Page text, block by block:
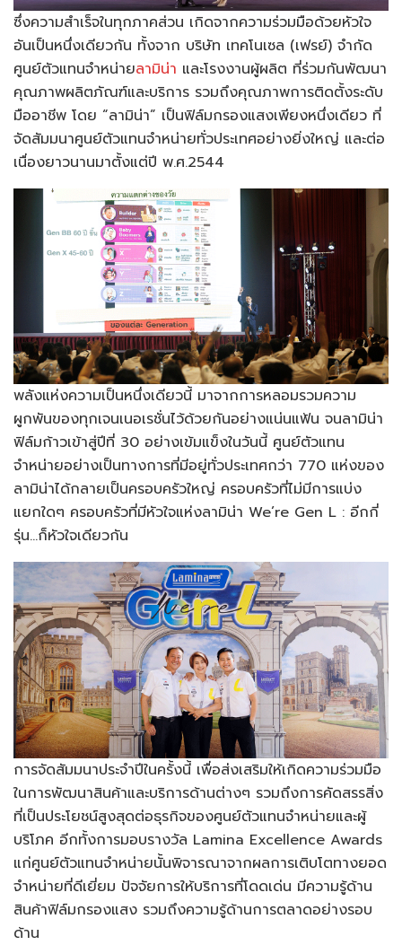
ซึ่งความสำเร็จในทุกภาคส่วน เกิดจากความร่วมมือด้วยหัวใจ
อันเป็นหนึ่งเดียวกัน ทั้งจาก บริษัท เทคโนเซล (เฟรย์) จำกัด
ศูนย์ตัวแทนจำหน่ายลามิน่า และโรงงานผู้ผลิต ที่ร่วมกันพัฒนา
คุณภาพผลิตภัณฑ์และบริการ รวมถึงคุณภาพการติดตั้งระดับ
มืออาชีพ โดย “ลามิน่า” เป็นฟิล์มกรองแสงเพียงหนึ่งเดียว ที่
จัดสัมมนาศูนย์ตัวแทนจำหน่ายทั่วประเทศอย่างยิ่งใหญ่ และต่อ
เนื่องยาวนานมาตั้งแต่ปี พ.ศ.2544
พลังแห่งความเป็นหนึ่งเดียวนี้ มาจากการหลอมรวมความ
ผูกพันของทุกเจนเนอเรชั่นไว้ด้วยกันอย่างแน่นแฟ้น จนลามิน่า
ฟิล์มก้าวเข้าสู่ปีที่ 30 อย่างเข้มแข็งในวันนี้ ศูนย์ตัวแทน
จำหน่ายอย่างเป็นทางการที่มีอยู่ทั่วประเทศกว่า 770 แห่งของ
ลามิน่าได้กลายเป็นครอบครัวใหญ่ ครอบครัวที่ไม่มีการแบ่ง
แยกใดๆ ครอบครัวที่มีหัวใจแห่งลามิน่า We’re Gen L : อีกกี่
รุ่น…ก็หัวใจเดียวกัน
การจัดสัมมนาประจำปีในครั้งนี้ เพื่อส่งเสริมให้เกิดความร่วมมือ
ในการพัฒนาสินค้าและบริการด้านต่างๆ รวมถึงการคัดสรรสิ่ง
ที่เป็นประโยชน์สูงสุดต่อธุรกิจของศูนย์ตัวแทนจำหน่ายและผู้
บริโภค อีกทั้งการมอบรางวัล Lamina Excellence Awards
แก่ศูนย์ตัวแทนจำหน่ายนั้นพิจารณาจากผลการเติบโตทางยอด
จำหน่ายที่ดีเยี่ยม ปัจจัยการให้บริการที่โดดเด่น มีความรู้ด้าน
สินค้าฟิล์มกรองแสง รวมถึงความรู้ด้านการตลาดอย่างรอบ
ด้าน